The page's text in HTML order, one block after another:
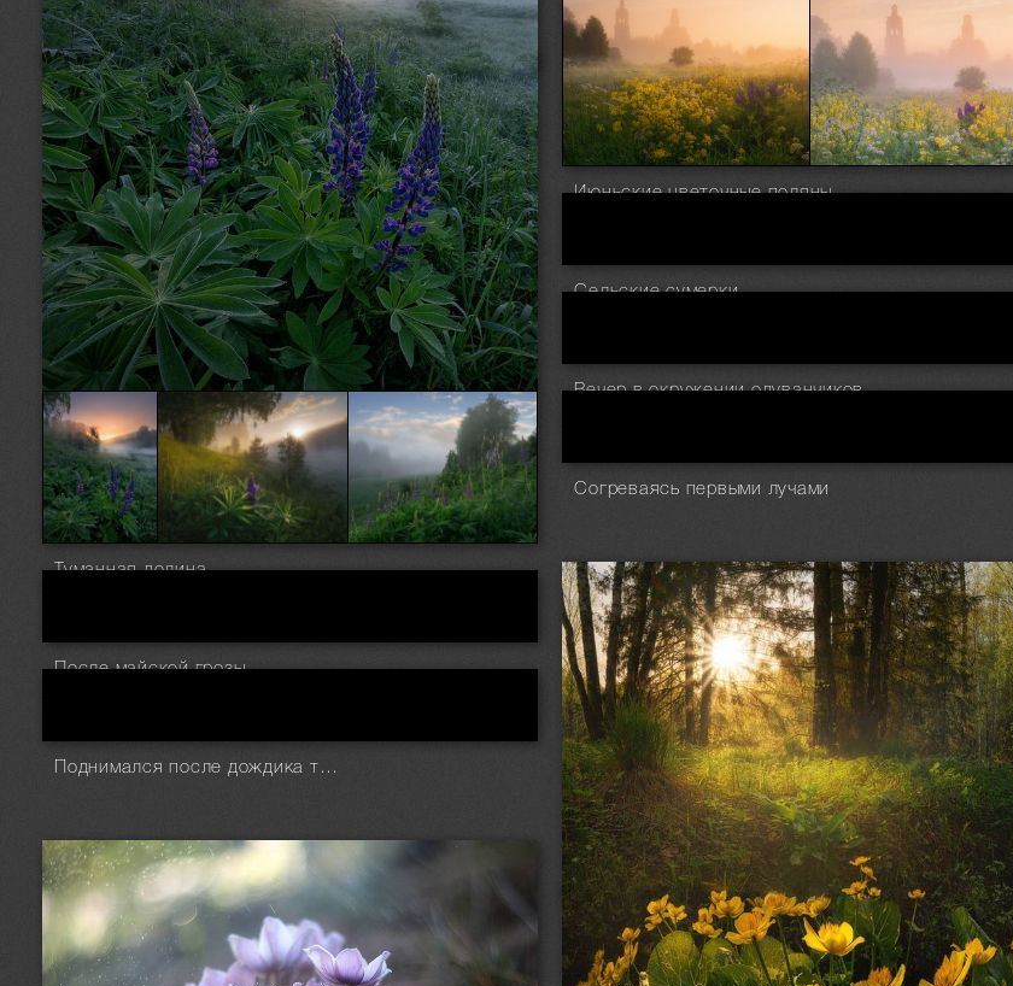
Июньские цветочные поляны
Туманная долина
Сельские сумерки
Вечер в окружении одуванчиков
Согреваясь первыми лучами
После майской грозы
Поднимался после дождика туман